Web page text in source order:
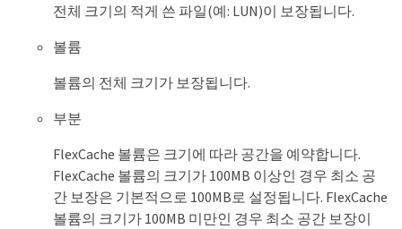
전체 크기의 적게 쓴 파일(예: LUN)이 보장됩니다.
볼륨
볼륨의 전체 크기가 보장됩니다.
부분
FlexCache 볼륨은 크기에 따라 공간을 예약합니다.
FlexCache 볼륨의 크기가 100MB 이상인 경우 최소 공
간 보장은 기본적으로 100MB로 설정됩니다. FlexCache
볼륨의 크기가 100MB 미만인 경우 최소 공간 보장이